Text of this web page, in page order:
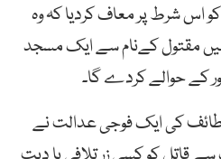
اس شرط پر معاف کردیا کہ وہ
مقتول کےنام سے ایک مسجد
کے حوالے کردے گا۔
کی ایک فوجی عدالت نے